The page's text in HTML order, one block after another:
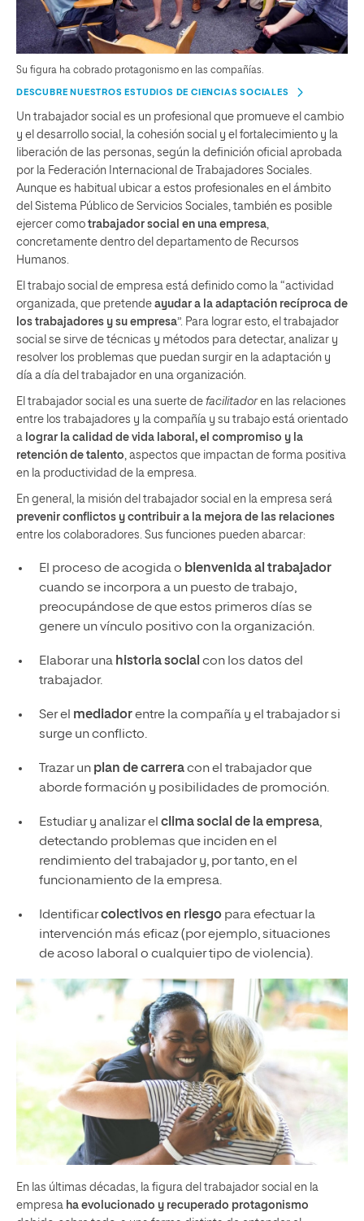
Su figura ha cobrado protagonismo en las compañías.
DESCUBRE NUESTROS ESTUDIOS DE CIENCIAS SOCIALES
Un trabajador social es un profesional que promueve el cambio
y el desarrollo social, la cohesión social y el fortalecimiento y la
liberación de las personas, según la definición oficial aprobada
por la Federación Internacional de Trabajadores Sociales.
Aunque es habitual ubicar a estos profesionales en el ámbito
del Sistema Público de Servicios Sociales, también es posible
ejercer como trabajador social en una empresa
concretamente dentro del departamento de Recursos
Humanos.
El trabajo social de empresa está definido como la “actividad
organizada, que pretende ayudar a la adaptación recíproca de
los trabajadores y su empresa”. Para lograr esto, el trabajador
social se sirve de técnicas y métodos para detectar, analizar y
resolver los problemas que puedan surgir en la adaptación y
día a día del trabajador en una organización.
El trabajador social es una suerte de facilitadoren las relaciones
entre los trabajadores y la compañía y su trabajo está orientado
a lograr la calidad de vida laboral, el compromiso y la
retención de talento , aspectos que impactan de forma positiva
en la productividad de la empresa.
En general, la misión del trabajador social en la empresa será
prevenir conflictos y contribuir a la mejora de las relaciones
entre los colaboradores. Sus funciones pueden abarcar:
El proceso de acogida o bienvenida al trabajador
cuando se incorpora a un puesto de trabajo,
preocupándose de que estos primeros días se
genere un vínculo positivo con la organización.
Elaborar una historia social con los datos del
trabajador.
Ser el mediadorentre la compañía y el trabajador si
surge un conflicto.
Trazar un plan de carreracon el trabajador que
aborde formación y posibilidades de promoción.
Estudiar y analizar el clima social de la empresa,
detectando problemas que inciden en el
rendimiento del trabajador y, por tanto, en el
funcionamiento de la empresa.
Identificarcolectivos en riesgopara efectuar la
intervención más eficaz (por ejemplo, situaciones
de acoso laboral o cualquier tipo de violencia).
En las últimas décadas, la figura del trabajador social en la
empresa ha evolucionado y recuperado protagonismo